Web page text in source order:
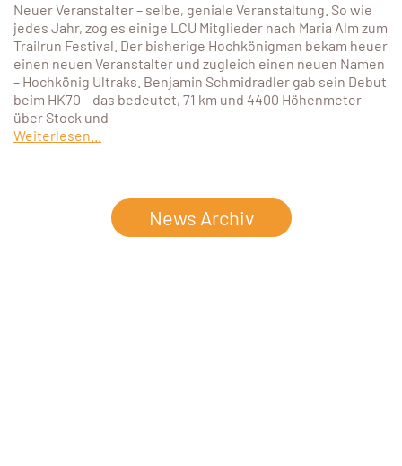
Neuer Veranstalter – selbe, geniale Veranstaltung. So wie
jedes Jahr, zog es einige LCU Mitglieder nach Maria Alm zum
Trailrun Festival. Der bisherige Hochkönigman bekam heuer
einen neuen Veranstalter und zugleich einen neuen Namen
– Hochkönig Ultraks. Benjamin Schmidradler gab sein Debut
beim HK70 – das bedeutet, 71 km und 4400 Höhenmeter
über Stock und
Weiterlesen...
News Archiv